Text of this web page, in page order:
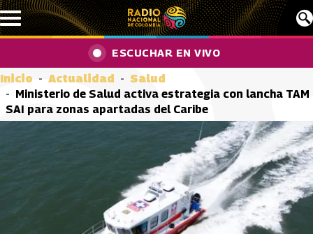
Pasar al contenido principal
ESCUCHAR EN VIVO
Inicio Actualidad
Salud
Ministerio de Salud activa estrategia con lancha TAM
SAI para zonas apartadas del Caribe